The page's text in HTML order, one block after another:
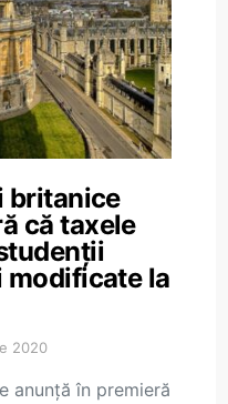
britanice
că taxele
modificate la
2020
anunță în premieră